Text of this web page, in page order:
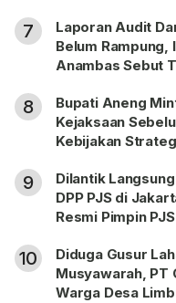
7
Laporan Audit
Belum
Anambas Sebut
8
Bupati Aneng
Kejaksaan
Kebijakan
9
Dilantik
DPP PJS di
Resmi Pimpin
10
Diduga Gusur
Musyawarah, PT
Warga Desa